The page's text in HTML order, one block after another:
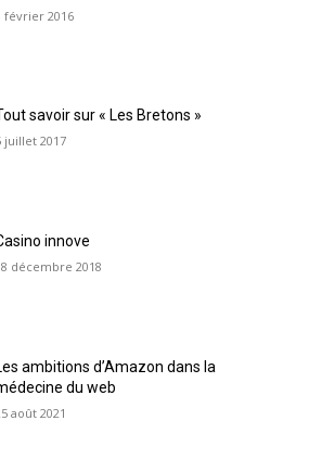
février 2016
savoir sur « Les Bretons »
juillet 2017
innove
décembre 2018
ambitions d’Amazon dans la
du web
août 2021